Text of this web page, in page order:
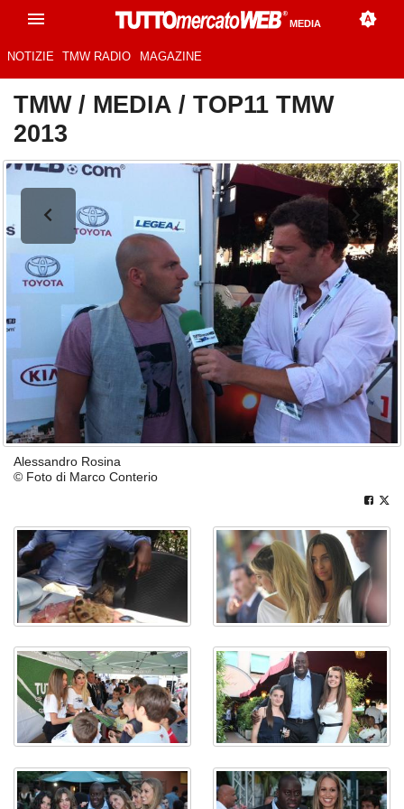
MEDIA
NOTIZIE TMW RADIO MAGAZINE
TMW/ MEDIA / TOP11 TMW
2013
Alessandro Rosina
© Foto di Marco Conterio